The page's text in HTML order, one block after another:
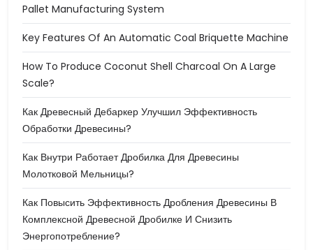
Pallet Manufacturing System
Key Features Of An Automatic Coal Briquette Machine
How To Produce Coconut Shell Charcoal On A Large
Scale?
Как Древесный Дебаркер Улучшил Эффективность
Обработки Древесины?
Как Внутри Работает Дробилка Для Древесины
Молотковой Мельницы?
Как Повысить Эффективность Дробления Древесины В
Комплексной Древесной Дробилке И Снизить
Энергопотребление?